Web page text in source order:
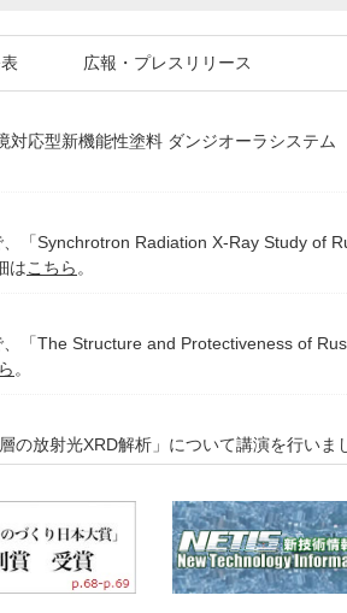
広報・プレスリリース
対応型新機能性塗料 ダンジオーラシステ
「Synchrotron Radiation X-Ray Study of
はこちら 。
「The Structure and Protectiveness of
。
放射光XRD解析」について講演を行いま
イオンを含む液膜下での鉄さびの酸化還
第 9 回インフラメンテナンス大賞（国土